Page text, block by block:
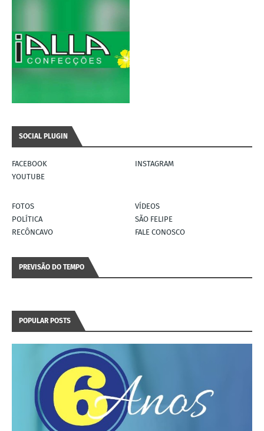
SOCIAL PLUGIN
FACEBOOK
INSTAGRAM
YOUTUBE
FOTOS
VÍDEOS
POLÍTICA
SÃO FELIPE
RECÔNCAVO
FALE CONOSCO
PREVISÃO DO TEMPO
POPULAR POSTS